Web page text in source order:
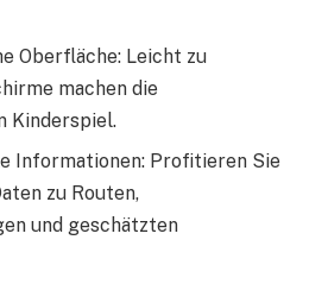
Oberfläche: Leicht zu
machen die
Kinderspiel.
Informationen: Profitieren Sie
zu Routen,
und geschätzten